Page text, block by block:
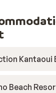
Kantaoui
Beach